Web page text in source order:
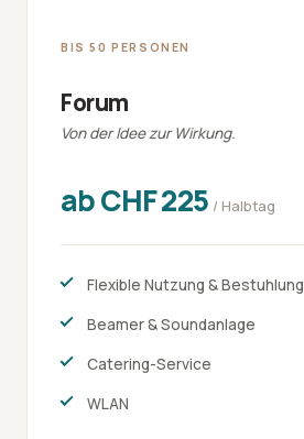
BIS 50 PERSONEN
Forum
Von der Idee zur Wirkung.
ab CHF 225 / Halbtag
Flexible Nutzung & Bestuhlung
Beamer & Soundanlage
Catering-Service
WLAN